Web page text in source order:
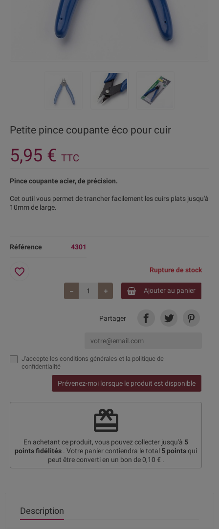
Petite pince coupante éco pour cuir
5,95 € TTC
Pince coupante acier, de précision.
Cet outil vous permet de trancher facilement les cuirs plats jusqu'à
10mm de large.
Référence 4301
Rupture de stock
Ajouter au panier
favorite_border
Partager
J'accepte les conditions générales et la politique de
confidentialité
Prévenez-moi lorsque le produit est disponible
redeem
En achetant ce produit, vous pouvez collecter jusqu'à 5
points fidélités . Votre panier contiendra le total 5 pointsqui
peut être converti en un bon de 0,10 € .
Description